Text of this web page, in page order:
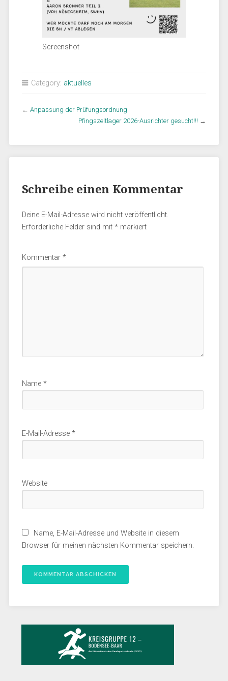
Screenshot
Category: aktuelles
← Anpassung der Prüfungsordnung
Pfingszeltlager 2026-Ausrichter gesucht!!! →
Schreibe einen Kommentar
Deine E-Mail-Adresse wird nicht veröffentlicht.
Erforderliche Felder sind mit *markiert
Kommentar *
Name *
E-Mail-Adresse *
Website
Name, E-Mail-Adresse und Website in diesem
Browser für meinen nächsten Kommentar speichern.